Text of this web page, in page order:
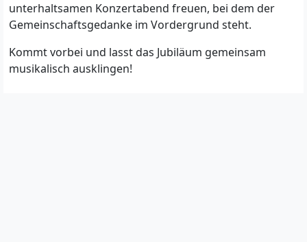
unterhaltsamen Konzertabend freuen, bei dem der
Gemeinschaftsgedanke im Vordergrund steht.
Kommt vorbei und lasst das Jubiläum gemeinsam
musikalisch ausklingen!